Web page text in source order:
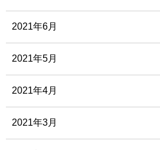
2021年6月
2021年5月
2021年4月
2021年3月